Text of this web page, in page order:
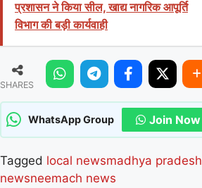
प्रशासन ने किया सील, खाद्य नागरिक आपूर्ति
विभाग की बड़ी कार्यवाही
SHARES
WhatsApp Group Join Now
Tagged local newsmadhya pradesh
newsneemach news